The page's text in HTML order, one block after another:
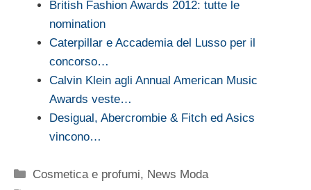
British Fashion Awards 2012: tutte le
nomination
Caterpillar e Accademia del Lusso per il
concorso…
Calvin Klein agli Annual American Music
Awards veste…
Desigual, Abercrombie & Fitch ed Asics
vincono…
Categorie
Cosmetica e profumi, News Moda